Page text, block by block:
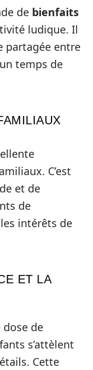
de bienfaits
ludique. Il
partagée entre
temps de
C’est
et de
de
intérêts de
ET LA
de
s’attèlent
Cette